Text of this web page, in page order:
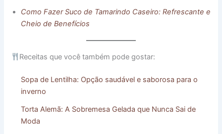
Como Fazer Suco de Tamarindo Caseiro: Refrescante e
Cheio de Benefícios
Receitas que você também pode gostar:
Sopa de Lentilha: Opção saudável e saborosa para o
inverno
Torta Alemã: A Sobremesa Gelada que Nunca Sai de
Moda